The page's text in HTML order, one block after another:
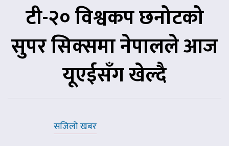
टी-२० विश्वकप छनोटको
सुपर सिक्समा नेपालले आज
यूएईसँग खेल्दै
सजिलो खबर